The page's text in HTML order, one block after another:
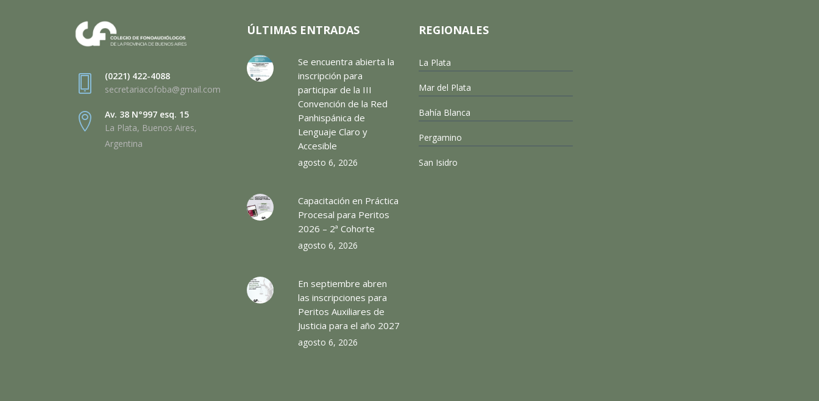
(0221) 422-4088
secretariacofoba@gmail.com
Av. 38 N°997 esq. 15
La Plata, Buenos Aires,
Argentina
ÚLTIMAS ENTRADAS
Se encuentra abierta la
inscripción para
participar de la III
Convención de la Red
Panhispánica de
Lenguaje Claro y
Accesible
agosto 6, 2026
Capacitación en Práctica
Procesal para Peritos
2026 – 2ª Cohorte
agosto 6, 2026
En septiembre abren
las inscripciones para
Peritos Auxiliares de
Justicia para el año 2027
agosto 6, 2026
REGIONALES
La Plata
Mar del Plata
Bahía Blanca
Pergamino
San Isidro